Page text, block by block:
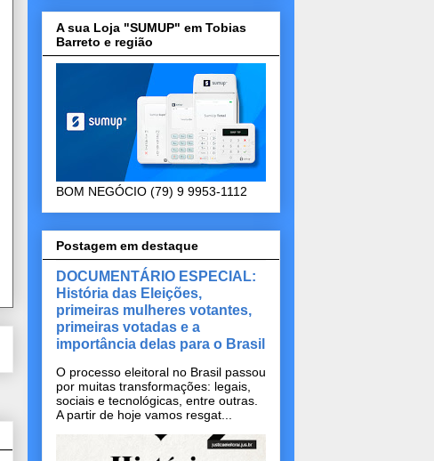
A sua Loja "SUMUP" em Tobias
Barreto e região
BOM NEGÓCIO (79) 9 9953-1112
Postagem em destaque
DOCUMENTÁRIO ESPECIAL:
História das Eleições,
primeiras mulheres votantes,
primeiras votadas e a
importância delas para o Brasil
O processo eleitoral no Brasil passou
por muitas transformações: legais,
sociais e tecnológicas, entre outras.
A partir de hoje vamos resgat...